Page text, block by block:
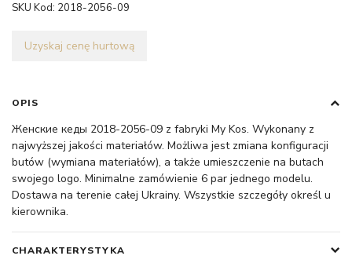
SKU Kod: 2018-2056-09
Uzyskaj cenę hurtową
OPIS
Женские кеды 2018-2056-09 z fabryki My Kos. Wykonany z
najwyższej jakości materiałów. Możliwa jest zmiana konfiguracji
butów (wymiana materiałów), a także umieszczenie na butach
swojego logo. Minimalne zamówienie 6 par jednego modelu.
Dostawa na terenie całej Ukrainy. Wszystkie szczegóły określ u
kierownika.
CHARAKTERYSTYKA